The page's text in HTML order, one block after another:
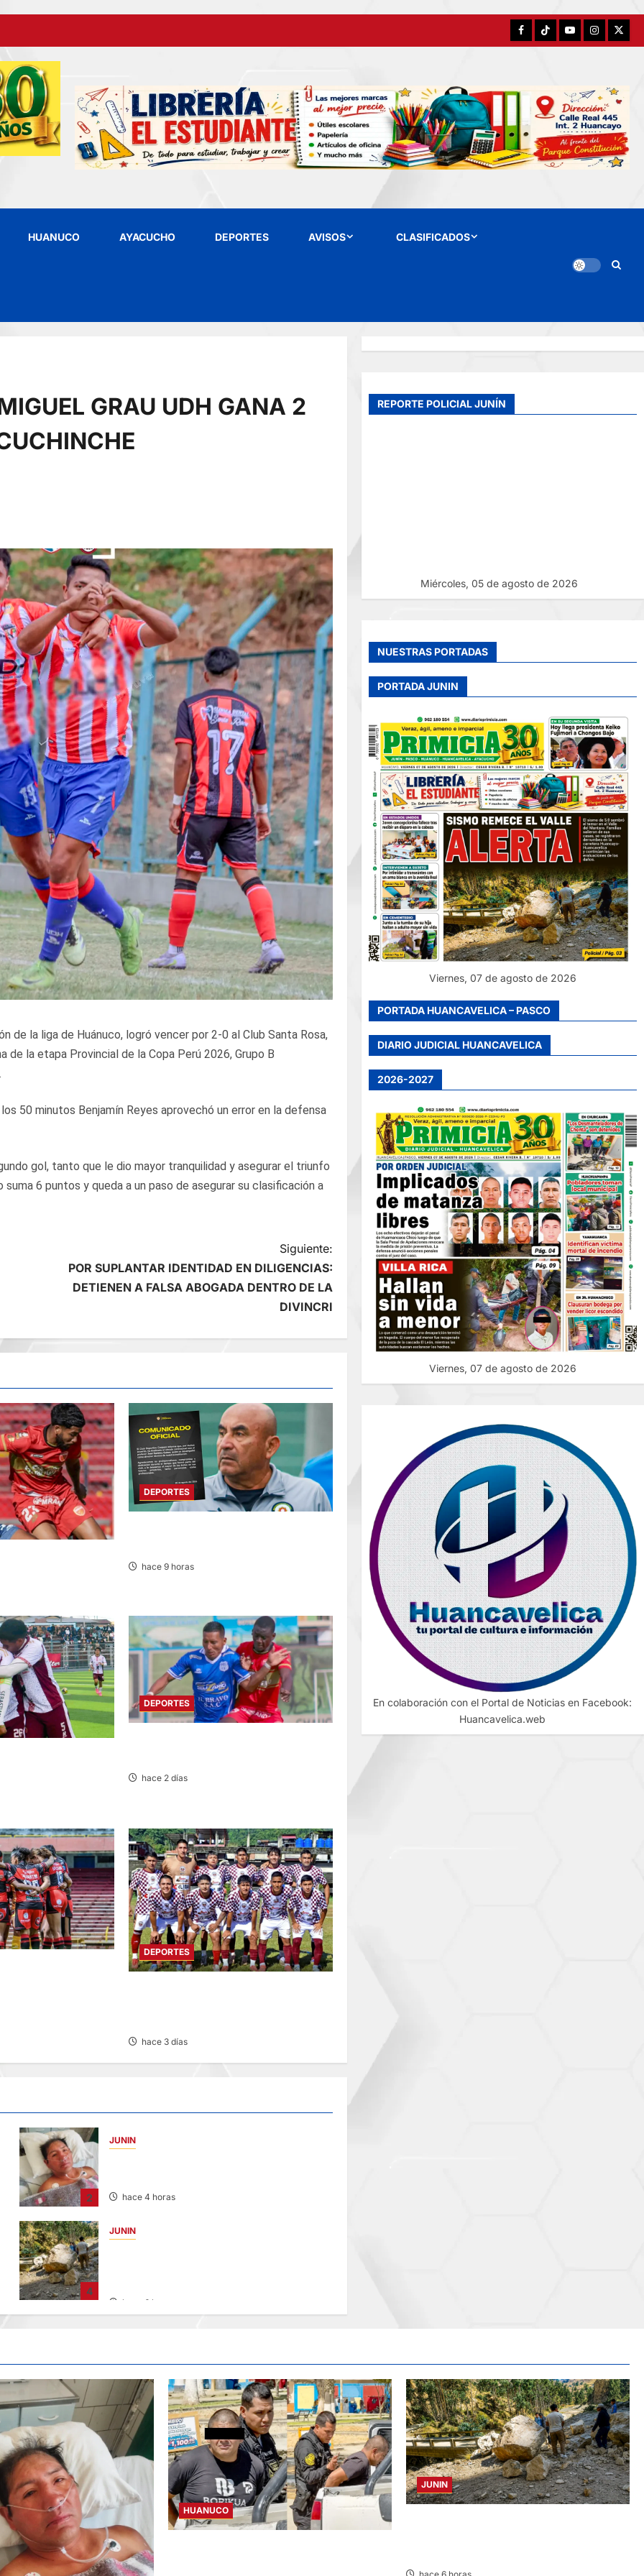
FacebookTikTokYouTubeInstagram
X
HUANUCO AYACUCHO DEPORTES AVISOS CLASIFICADOS
GRAU UDH GANA 2
de la liga de Huánuco, logró vencer por 2-0 al Club Santa Rosa,
la etapa Provincial de la Copa Perú 2026, Grupo B
50 minutos Benjamín Reyes aprovechó un error en la defensa
gol, tanto que le dio mayor tranquilidad y asegurar el triunfo
6 puntos y queda a un paso de asegurar su clasificación a
Siguiente:
POR SUPLANTAR IDENTIDAD EN DILIGENCIAS:
DETIENEN A FALSA ABOGADA DENTRO DE LA
DIVINCRI
DEPORTES
hace 9 horas
DEPORTES
hace 2 días
DEPORTES
hace 3 días
2
JUNIN
hace 4 horas
4
JUNIN
hace 6 horas
REPORTE POLICIAL JUNÍN
Miércoles, 05 de agosto de 2026
NUESTRAS PORTADAS
PORTADA JUNIN
Viernes, 07 de agosto de 2026
PORTADA HUANCAVELICA – PASCO
DIARIO JUDICIAL HUANCAVELICA
2026-2027
Viernes, 07 de agosto de 2026
En colaboración con el Portal de Noticias en Facebook:
Huancavelica.web
HUANUCO
JUNIN